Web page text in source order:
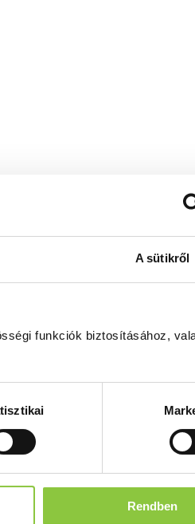
A sütikről
funkciók biztosításához,
Rendben